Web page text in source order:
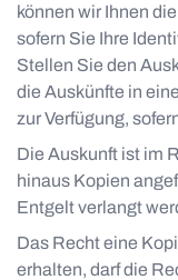
können wir Ihnen
sofern Sie Ihre
Stellen Sie den
die Auskünfte in
zur Verfügung,
Die Auskunft ist im
hinaus Kopien
Entgelt verlangt
Das Recht eine
erhalten, darf die